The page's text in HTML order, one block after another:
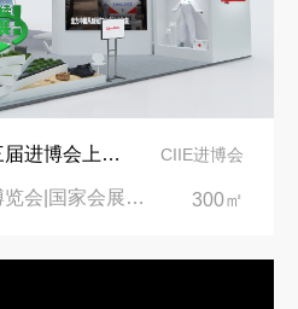
埃克森美孚公司在第三届进博会上展示非凡的展台搭建设计 CIIE进博会
第三届中国国际进口博览会|国家会展中心 300㎡